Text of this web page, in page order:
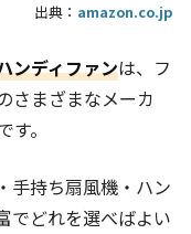
出典： amazon.co.jp
ンディファンは、フ
さまざまなメーカ
。
手持ち扇風機・ハン
でどれを選べばよい